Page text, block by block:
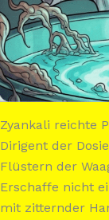
Zyankali reichte
Dirigent der
Flüstern der
Erschaffe nicht
mit zitternder